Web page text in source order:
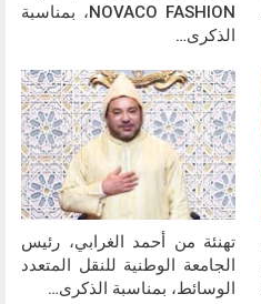
NOVACO FASHION، بمناسبة
الذكرى…
تهنئة من أحمد الغرابي، رئيس
الجامعة الوطنية للنقل المتعدد
الوسائط، بمناسبة الذكرى…